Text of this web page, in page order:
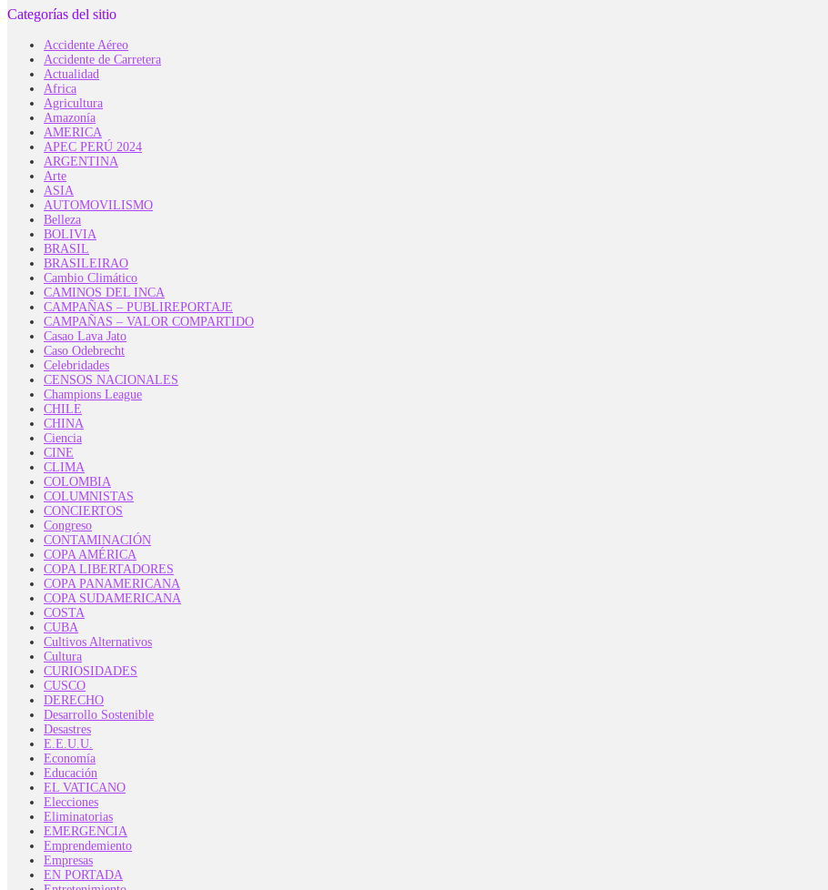
Categorías del sitio
Accidente Aéreo
Accidente de Carretera
Actualidad
Africa
Agricultura
Amazonía
AMERICA
APEC PERÚ 2024
ARGENTINA
Arte
ASIA
AUTOMOVILISMO
Belleza
BOLIVIA
BRASIL
BRASILEIRAO
Cambio Climático
CAMINOS DEL INCA
CAMPAÑAS – PUBLIREPORTAJE
CAMPAÑAS – VALOR COMPARTIDO
Casao Lava Jato
Caso Odebrecht
Celebridades
CENSOS NACIONALES
Champions League
CHILE
CHINA
Ciencia
CINE
CLIMA
COLOMBIA
COLUMNISTAS
CONCIERTOS
Congreso
CONTAMINACIÓN
COPA AMÉRICA
COPA LIBERTADORES
COPA PANAMERICANA
COPA SUDAMERICANA
COSTA
CUBA
Cultivos Alternativos
Cultura
CURIOSIDADES
CUSCO
DERECHO
Desarrollo Sostenible
Desastres
E.E.U.U.
Economía
Educación
EL VATICANO
Elecciones
Eliminatorias
EMERGENCIA
Emprendemiento
Empresas
EN PORTADA